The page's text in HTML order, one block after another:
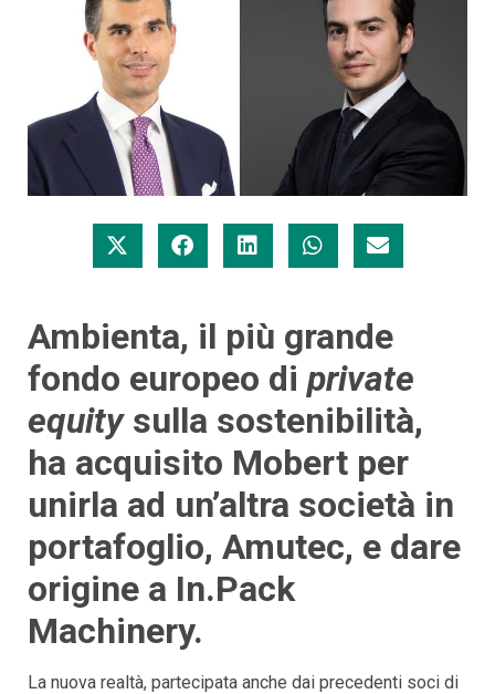
Ambienta, il più grande
fondo europeo di private
equity sulla sostenibilità,
ha acquisito Mobert per
unirla ad un’altra società in
portafoglio, Amutec, e dare
origine a In.Pack
Machinery.
La nuova realtà, partecipata anche dai precedenti soci di